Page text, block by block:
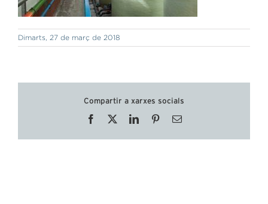
Dimarts, 27 de març de 2018
Compartir a xarxes socials
Facebook LinkedInPinterestEmail